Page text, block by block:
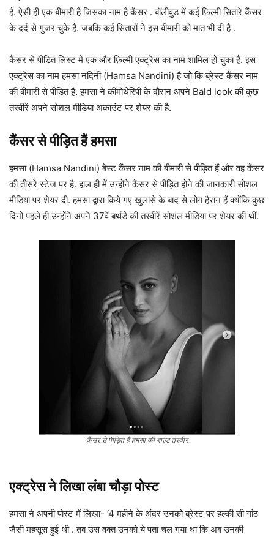
है. ऐसी ही एक बीमारी है जिसका नाम है कैंसर . बॉलीवुड में कई फ़िल्मी सितारे कैंसर
के दर्द से गुजर चुके हैं. जबकि कई सितारों ने इस बीमारी को मात भी दी है .
कैंसर से पीड़ित लिस्ट में एक और फ़िल्मी एक्ट्रेस का नाम शामिल हो चुका है. इस
एक्ट्रेस का नाम हमसा नंदिनी (Hamsa Nandini) है जो कि ब्रेस्ट कैंसर नाम
की बीमारी से पीड़ित हैं. हमसा ने कीमोथेरिपी के दौरान अपने Bald look की कुछ
तस्वीरें अपने सोशल मीडिया अकाउंट पर शेयर की है.
कैंसर से पीड़ित हैं हमसा
हमसा (Hamsa Nandini) बेस्ट कैंसर नाम की बीमारी से पीड़ित हैं और वह कैंसर
की तीसरे स्टेज पर है. हाल ही में उन्होंने कैंसर से पीड़ित होने की जानकारी सोशल
मीडिया पर शेयर दी. हमसा द्वारा किये गए खुलासे के बाद से लोग हैरान हैं क्योंकि कुछ
दिनों पहले ही उन्होंने अपने 37वें बर्थडे की तस्वीरें सोशल मीडिया पर शेयर की थीं.
कैंसर से पीड़ित हैं हमसा की बाल्ड तस्वीर
एक्ट्रेस ने लिखा लंबा चौड़ा पोस्ट
हमसा ने अपनी पोस्ट में लिखा- ‘4 महीने के अंदर उनको ब्रेस्ट पर हल्की सी गांठ
जैसी महसूस हुई थी . तब उस वक्त उनको ये पता चल गया था कि अब उनकी